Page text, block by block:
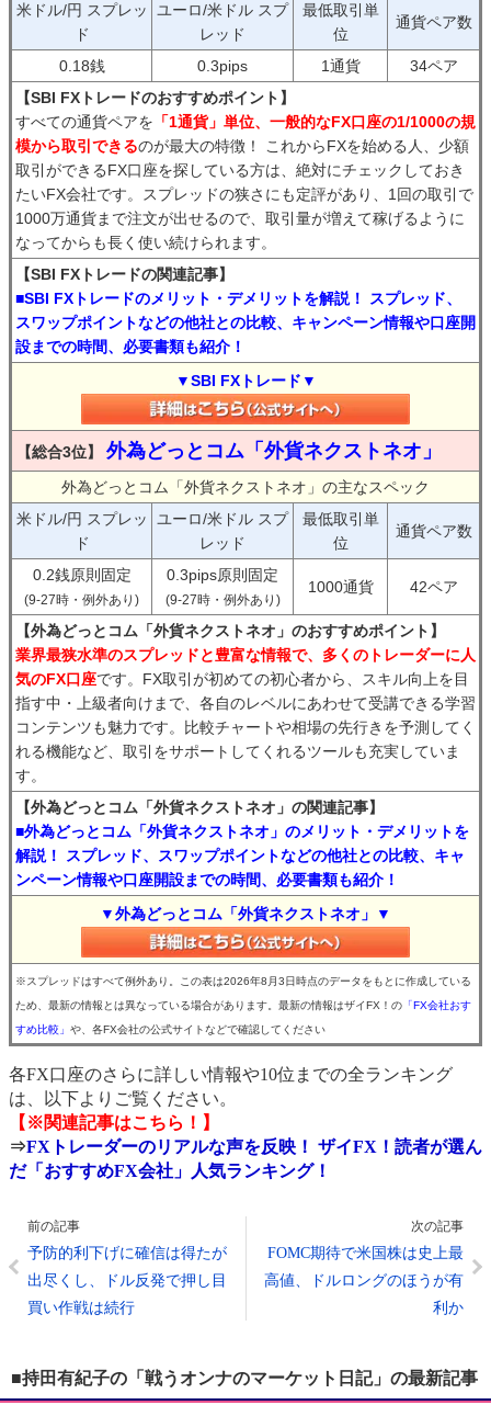
米ドル/円 スプレッ
ド
ユーロ/米ドル スプ
レッド
最低取引単
位
通貨ペア数
0.18銭 0.3pips 1通貨
34ペア
【SBI FXトレードのおすすめポイント】
すべての通貨ペアを 「1通貨」単位、一般的なFX口座の1/1000の規
模から取引できるのが最大の特徴！ これからFXを始める人、少額
取引ができるFX口座を探している方は、絶対にチェックしておき
たいFX会社です。スプレッドの狭さにも定評があり、1回の取引で
1000万通貨まで注文が出せるので、取引量が増えて稼げるように
なってからも長く使い続けられます。
【SBI FXトレードの関連記事】
■SBI FXトレードのメリット・デメリットを解説！ スプレッド、
スワップポイントなどの他社との比較、キャンペーン情報や口座開
設までの時間、必要書類も紹介！
▼SBI FXトレード▼
【総合3位】 外為どっとコム「外貨ネクストネオ」
外為どっとコム「外貨ネクストネオ」の主なスペック
米ドル/円 スプレッ
ド
ユーロ/米ドル スプ
レッド
最低取引単
位
通貨ペア数
0.2銭原則固定
(9-27時・例外あり)
0.3pips原則固定
(9-27時・例外あり)
1000通貨 42ペア
【外為どっとコム「外貨ネクストネオ」のおすすめポイント】
業界最狭水準のスプレッドと豊富な情報で、多くのトレーダーに人
気のFX口座です。FX取引が初めての初心者から、スキル向上を目
指す中・上級者向けまで、各自のレベルにあわせて受講できる学習
コンテンツも魅力です。比較チャートや相場の先行きを予測してく
れる機能など、取引をサポートしてくれるツールも充実していま
す。
【外為どっとコム「外貨ネクストネオ」の関連記事】
■外為どっとコム「外貨ネクストネオ」のメリット・デメリットを
解説！ スプレッド、スワップポイントなどの他社との比較、キャ
ンペーン情報や口座開設までの時間、必要書類も紹介！
▼外為どっとコム「外貨ネクストネオ」▼
※スプレッドはすべて例外あり。この表は2026年8月3日時点のデータをもとに作成している
ため、最新の情報とは異なっている場合があります。最新の情報はザイFX！の 「FX会社おす
すめ比較」 や、各FX会社の公式サイトなどで確認してください
各FX口座のさらに詳しい情報や10位までの全ランキング
は、以下よりご覧ください。
【※関連記事はこちら！】
⇒FXトレーダーのリアルな声を反映！ ザイFX！読者が選ん
だ「おすすめFX会社」人気ランキング！
前の記事
予防的利下げに確信は得たが
出尽くし、ドル反発で押し目
買い作戦は続行
次の記事
FOMC期待で米国株は史上最
高値、ドルロングのほうが有
利か
■持田有紀子の「戦うオンナのマーケット日記」の最新記事